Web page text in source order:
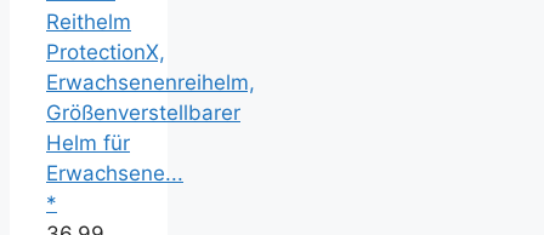
Reithelm
ProtectionX,
Erwachsenenreihelm,
Größenverstellbarer
Helm für
Erwachsene...
*